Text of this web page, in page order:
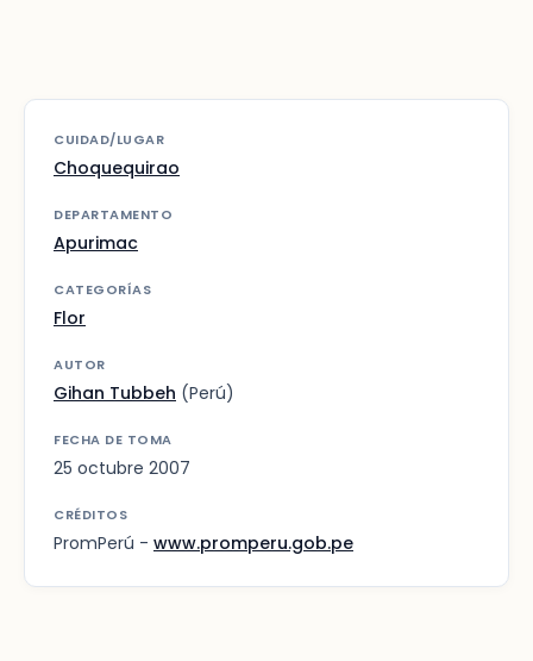
CUIDAD/LUGAR
Choquequirao
DEPARTAMENTO
Apurimac
CATEGORÍAS
Flor
AUTOR
Gihan Tubbeh (Perú)
FECHA DE TOMA
25 octubre 2007
CRÉDITOS
PromPerú - www.promperu.gob.pe